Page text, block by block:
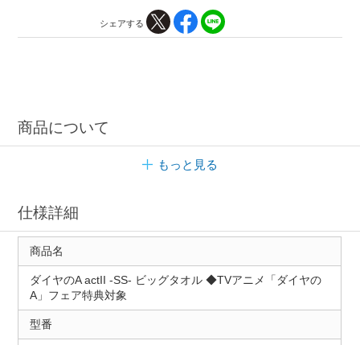
シェアする
商品について
もっと見る
仕様詳細
商品名
ダイヤのA actII ‐SS‐ ビッグタオル ◆TVアニメ「ダイヤの
A」フェア特典対象
型番